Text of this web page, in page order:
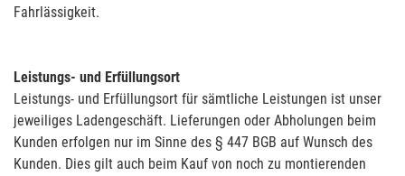
Fahrlässigkeit.
Leistungs- und Erfüllungsort
Leistungs- und Erfüllungsort für sämtliche Leistungen ist unser
jeweiliges Ladengeschäft. Lieferungen oder Abholungen beim
Kunden erfolgen nur im Sinne des § 447 BGB auf Wunsch des
Kunden. Dies gilt auch beim Kauf von noch zu montierenden